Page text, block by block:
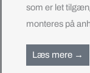
som er let
monteres på
Læs mere →